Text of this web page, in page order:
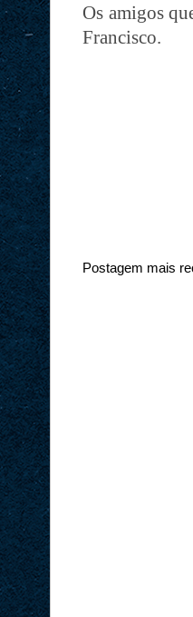
Os amigos
Francisco.
Postagem mais